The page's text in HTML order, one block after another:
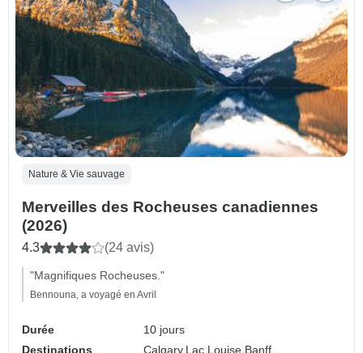
Nature & Vie sauvage
Merveilles des Rocheuses canadiennes
(2026)
4.3 (24 avis)
"Magnifiques Rocheuses."
Bennouna, a voyagé en Avril
Durée
10 jours
Destinations
Calgary, Lac Louise, Banff,